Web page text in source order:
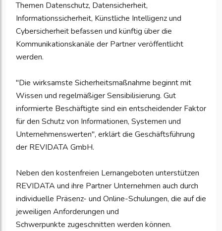
Themen Datenschutz, Datensicherheit,
Informationssicherheit, Künstliche Intelligenz und
Cybersicherheit befassen und künftig über die
Kommunikationskanäle der Partner veröffentlicht
werden.
"Die wirksamste Sicherheitsmaßnahme beginnt mit
Wissen und regelmäßiger Sensibilisierung. Gut
informierte Beschäftigte sind ein entscheidender Faktor
für den Schutz von Informationen, Systemen und
Unternehmenswerten", erklärt die Geschäftsführung
der REVIDATA GmbH.
Neben den kostenfreien Lernangeboten unterstützen
REVIDATA und ihre Partner Unternehmen auch durch
individuelle Präsenz- und Online-Schulungen, die auf die
jeweiligen Anforderungen und
Schwerpunkte zugeschnitten werden können.